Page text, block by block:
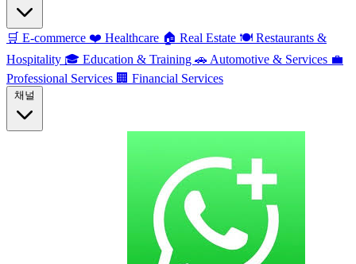
🛒 E-commerce ❤️ Healthcare 🏠 Real Estate 🍽️ Restaurants &
Hospitality 🎓 Education & Training 🚗 Automotive & Services 💼
Professional Services 🏢 Financial Services